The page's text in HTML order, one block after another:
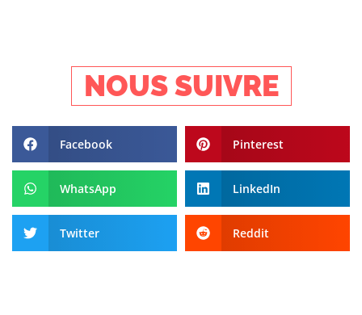
NOUS SUIVRE
Facebook Pinterest
WhatsApp LinkedIn
Twitter Reddit